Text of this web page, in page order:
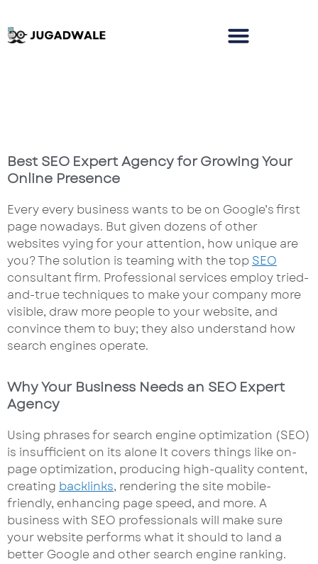
Best SEO Expert Agency for Growing Your
Online Presence
Every every business wants to be on Google’s first
page nowadays. But given dozens of other
websites vying for your attention, how unique are
you? The solution is teaming with the top SEO
consultant firm. Professional services employ tried-
and-true techniques to make your company more
visible, draw more people to your website, and
convince them to buy; they also understand how
search engines operate.
Why Your Business Needs an SEO Expert
Agency
Using phrases for search engine optimization (SEO)
is insufficient on its alone It covers things like on-
page optimization, producing high-quality content,
creating backlinks, rendering the site mobile-
friendly, enhancing page speed, and more. A
business with SEO professionals will make sure
your website performs what it should to land a
better Google and other search engine ranking.